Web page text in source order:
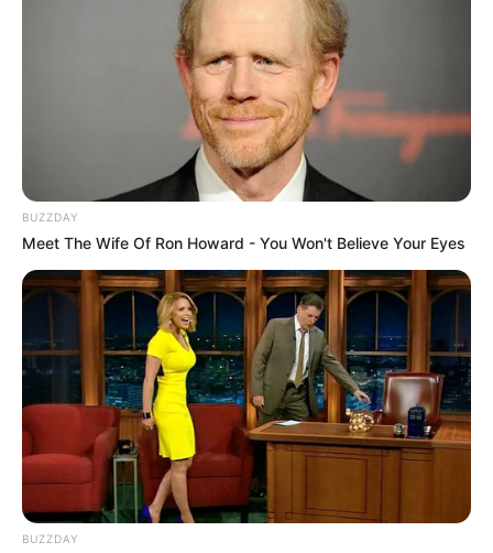
BUZZDAY
Meet The Wife Of Ron Howard - You Won't Believe Your Eyes
BUZZDAY